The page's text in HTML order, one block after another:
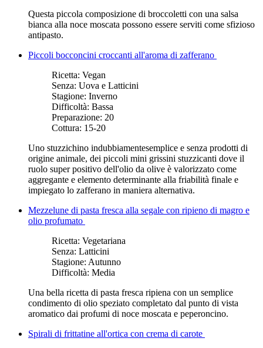
Questa piccola composizione di broccoletti con una salsa
bianca alla noce moscata possono essere serviti come sfizioso
antipasto.
Piccoli bocconcini croccanti all'aroma di zafferano
Ricetta: Vegan
Senza: Uova e Latticini
Stagione: Inverno
Difficoltà: Bassa
Preparazione: 20
Cottura: 15-20
Uno stuzzichino indubbiamentesemplice e senza prodotti di
origine animale, dei piccoli mini grissini stuzzicanti dove il
ruolo super positivo dell'olio da olive è valorizzato come
aggregante e elemento determinante alla friabilità finale e
impiegato lo zafferano in maniera alternativa.
Mezzelune di pasta fresca alla segale con ripieno di magro e
olio profumato
Ricetta: Vegetariana
Senza: Latticini
Stagione: Autunno
Difficoltà: Media
Una bella ricetta di pasta fresca ripiena con un semplice
condimento di olio speziato completato dal punto di vista
aromatico dai profumi di noce moscata e peperoncino.
Spirali di frittatine all'ortica con crema di carote